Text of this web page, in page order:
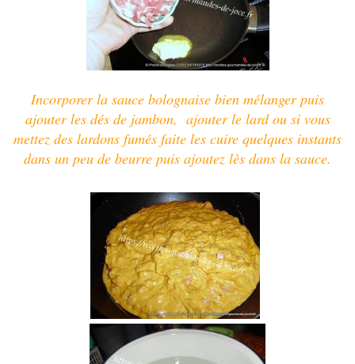
Incorporer la sauce bolognaise bien mélanger puis
ajouterles dés de jambon, ajouter le lard ousi vous
mettez des lardons fumés faite les cuire quelques instants
dans un peu de beurre puis ajoutez lès dans la sauce.